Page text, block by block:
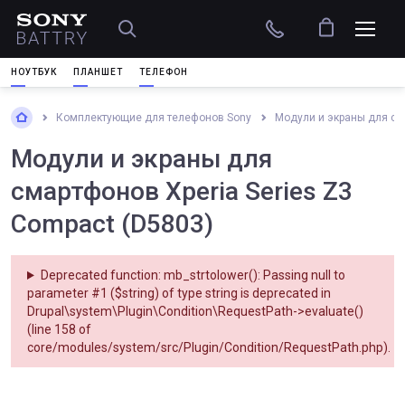
НОУТБУК ПЛАНШЕТ ТЕЛЕФОН
Комплектующие для телефонов Sony Модули и экраны для
Модули и экраны для
смартфонов Xperia Series Z3
Compact (D5803)
Deprecated function: mb_strtolower(): Passing null to
parameter #1 ($string) of type string is deprecated in
Drupal\system\Plugin\Condition\RequestPath->evaluate()
(line 158 of
core/modules/system/src/Plugin/Condition/RequestPath.php).